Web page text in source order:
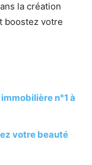
la création
boostez votre
n°1 à
votre beauté